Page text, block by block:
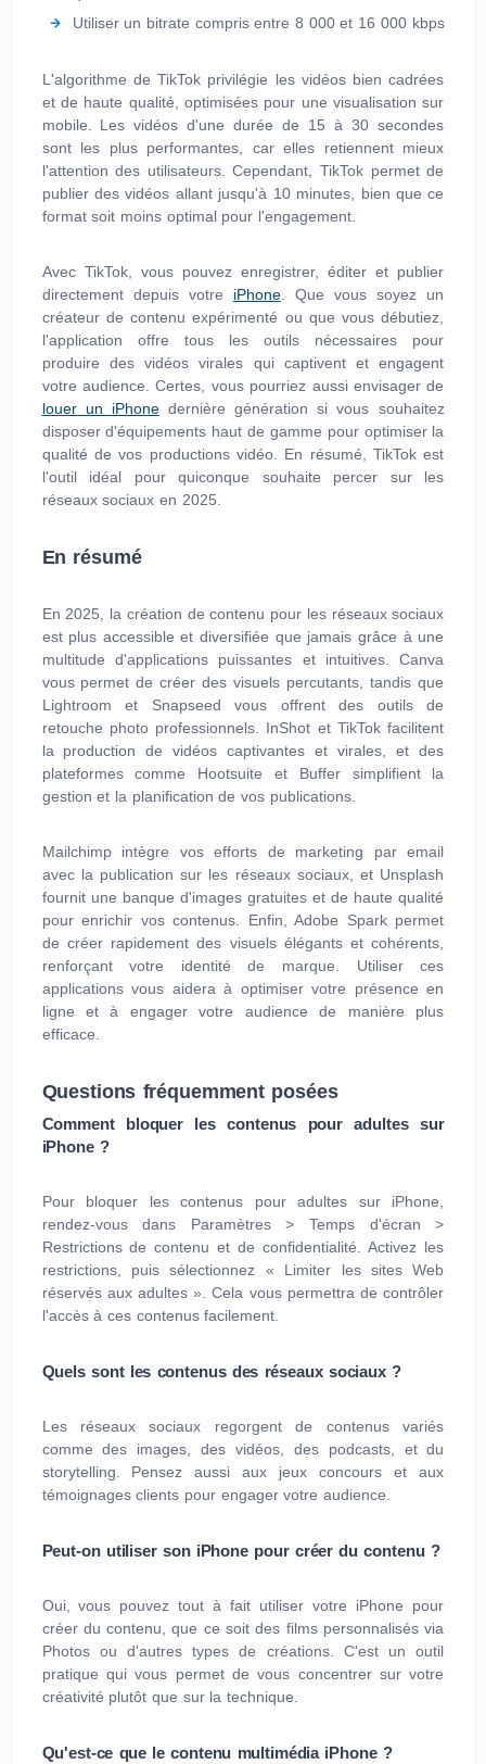
Utiliser un bitrate compris entre 8 000 et 16 000 kbps
L'algorithme de TikTok privilégie les vidéos bien cadrées
et de haute qualité, optimisées pour une visualisation sur
mobile. Les vidéos d'une durée de 15 à 30 secondes
sont les plus performantes, car elles retiennent mieux
l'attention des utilisateurs. Cependant, TikTok permet de
publier des vidéos allant jusqu'à 10 minutes, bien que ce
format soit moins optimal pour l'engagement.
Avec TikTok, vous pouvez enregistrer, éditer et publier
directement depuis votre iPhone. Que vous soyez un
créateur de contenu expérimenté ou que vous débutiez,
l'application offre tous les outils nécessaires pour
produire des vidéos virales qui captivent et engagent
votre audience. Certes, vous pourriez aussi envisager de
louer un iPhonedernière génération si vous souhaitez
disposer d'équipements haut de gamme pour optimiser la
qualité de vos productions vidéo. En résumé, TikTok est
l'outil idéal pour quiconque souhaite percer sur les
réseaux sociaux en 2025.
En résumé
En 2025, la création de contenu pour les réseaux sociaux
est plus accessible et diversifiée que jamais grâce à une
multitude d'applications puissantes et intuitives. Canva
vous permet de créer des visuels percutants, tandis que
Lightroom et Snapseed vous offrent des outils de
retouche photo professionnels. InShot et TikTok facilitent
la production de vidéos captivantes et virales, et des
plateformes comme Hootsuite et Buffer simplifient la
gestion et la planification de vos publications.
Mailchimp intègre vos efforts de marketing par email
avec la publication sur les réseaux sociaux, et Unsplash
fournit une banque d'images gratuites et de haute qualité
pour enrichir vos contenus. Enfin, Adobe Spark permet
de créer rapidement des visuels élégants et cohérents,
renforçant votre identité de marque. Utiliser ces
applications vous aidera à optimiser votre présence en
ligne et à engager votre audience de manière plus
efficace.
Questions fréquemment posées
Comment bloquer les contenus pour adultes sur
iPhone ?
Pour bloquer les contenus pour adultes sur iPhone,
rendez-vous dans Paramètres > Temps d'écran >
Restrictions de contenu et de confidentialité. Activez les
restrictions, puis sélectionnez « Limiter les sites Web
réservés aux adultes ». Cela vous permettra de contrôler
l'accès à ces contenus facilement.
Quels sont les contenus des réseaux sociaux ?
Les réseaux sociaux regorgent de contenus variés
comme des images, des vidéos, des podcasts, et du
storytelling. Pensez aussi aux jeux concours et aux
témoignages clients pour engager votre audience.
Peut-on utiliser son iPhone pour créer du contenu ?
Oui, vous pouvez tout à fait utiliser votre iPhone pour
créer du contenu, que ce soit des films personnalisés via
Photos ou d'autres types de créations. C'est un outil
pratique qui vous permet de vous concentrer sur votre
créativité plutôt que sur la technique.
Qu'est-ce que le contenu multimédia iPhone ?